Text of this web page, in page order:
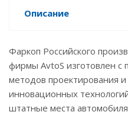
Описание
Фаркоп Российского
фирмы AvtoS изготовлен
методов проектирования
инновационных
штатные места